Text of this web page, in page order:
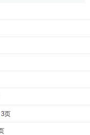
预期学派认为货币中
盾，因为前者是基于
济政策对经济变量的
可预期的经济政策对
为补充的，是对理性
货币中性命题新的理
3页